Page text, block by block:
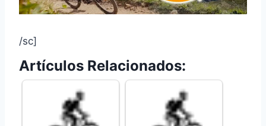
/sc]
Artículos Relacionados: